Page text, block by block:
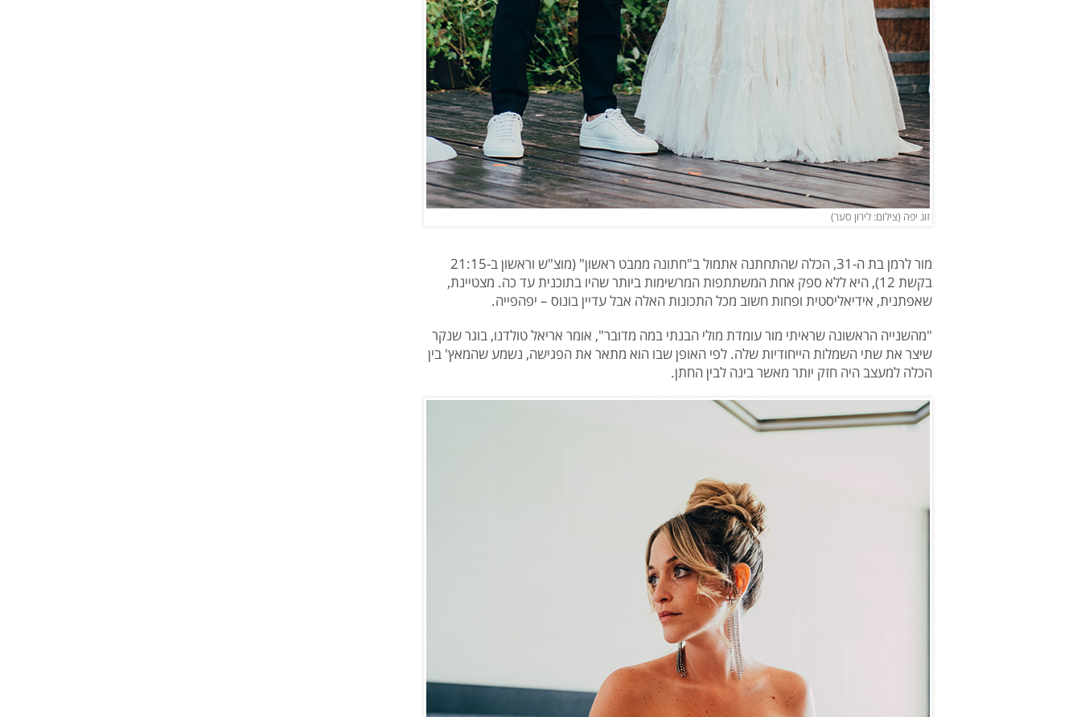
זוג יפה (צילום: לירון סער)
מור לרמן בת ה-31, הכלה שהתחתנה אתמול ב"חתונה ממבט ראשון" (מוצ"ש וראשון ב-21:15
בקשת 12), היא ללא ספק אחת המשתתפות המרשימות ביותר שהיו בתוכנית עד כה. מצטיינת,
שאפתנית, אידיאליסטית ופחות חשוב מכל התכונות האלה אבל עדיין בונוס – יפהפייה.
"מהשנייה הראשונה שראיתי מור עומדת מולי הבנתי במה מדובר", אומר אריאל טולדנו, בוגר שנקר
שיצר את שתי השמלות הייחודיות שלה. לפי האופן שבו הוא מתאר את הפגישה, נשמע שהמאץ' בין
הכלה למעצב היה חזק יותר מאשר בינה לבין החתן.